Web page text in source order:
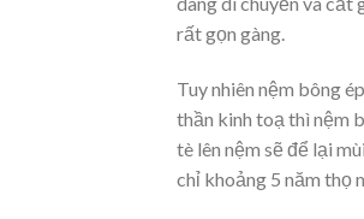
rất gọn gàng.
Tuy nhiên nệm bông
thần kinh toạ thì nệm
tè lên nệm sẽ để lại
chỉ khoảng 5 năm thọ